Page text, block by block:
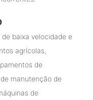
baixa velocidade e
agrícolas,
de
manutenção de
de